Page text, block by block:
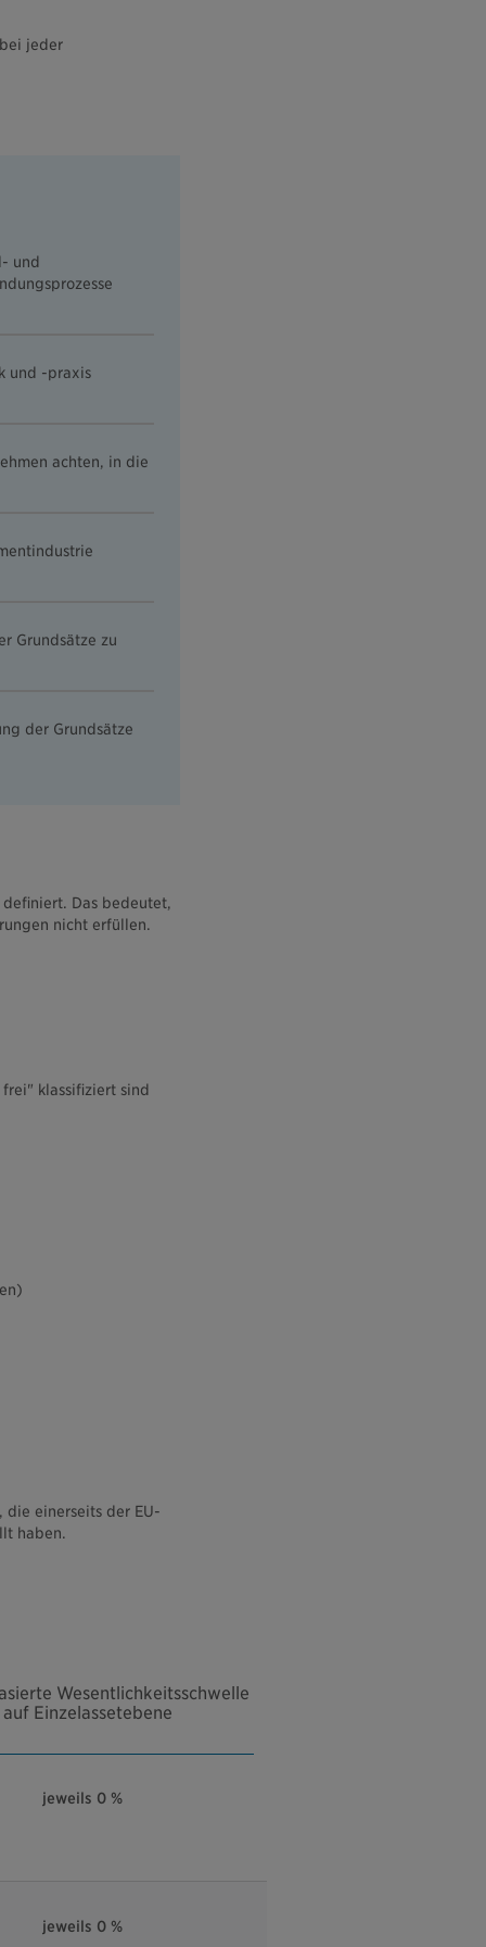
jeder
und
und -praxis
achten, in die
Grundsätze zu
der Grundsätze
definiert. Das bedeutet,
nicht erfüllen.
klassifiziert sind
die einerseits der EU-
haben.
Wesentlichkeitsschwelle
auf Einzelassetebene
jeweils 0 %
jeweils 0 %